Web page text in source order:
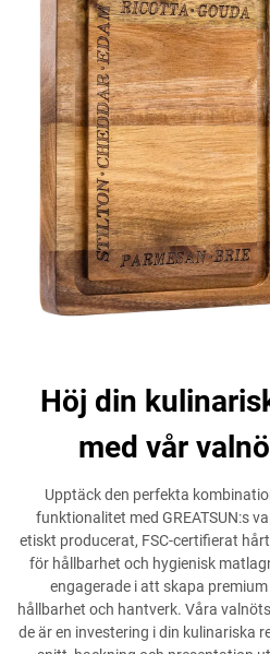
Höj din
med vår
Upptäck den perfekta
funktionalitet med GREATSUN:s
etiskt producerat, FSC-certifierat
för hållbarhet och hygienisk
engagerade i att skapa
hållbarhet och hantverk. Våra
de är en investering i din kulinariska